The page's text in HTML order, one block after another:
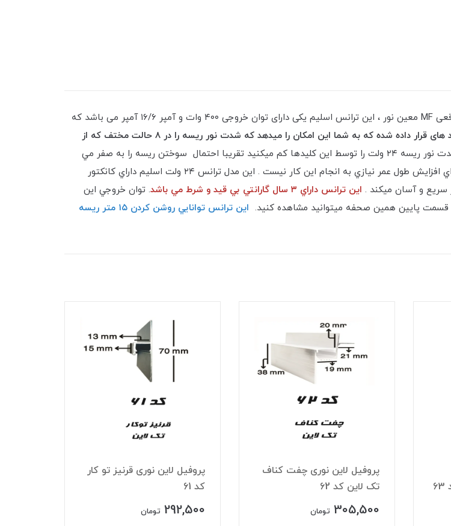
سوییچینگ‌ اسلیم ۲۴ ولت ۱۶/۶ آمپر 400 وات با قابلیت تنظیم ولتاژ توان واقعی MF معين نور ، این ترانس اسلیم یکی دارای توان خروجی ۴۰۰ وات و آمپر ۱۶/۶ آمپر می باشد که
بر روی این ترانس کلید های قرار داده شده که به شما این امکان را میدهد که شدت نور ریسه را در ٨ حالت مختف كه از
، توجه داشته باشيد كه شما زماني كه شدت نور ريسه ٢٤ ولت را توسط اين كليدها كم ميكنيد تقريبا احتمال سوختن ريسه را به صفر مي
رسانيد ، ولي در كل ريسه هاي ٢٤ ولتي داراي بيشترين طول عمر مي باشد و براي افزايش طول عمر نيازي به انجام اين كار نيست . اين مدل ترانس ٢٤ ولت اسليم داراي كانكتور
و آسان ميكند . اين ترانس داراي ٣ سال گارانتي بي قيد و شرط مي باشد
. توان خروجي اين
اين ترانس توانايي روشن كردن ١٥ متر ريسه
پروفیل لاین نوری چفت کناف
تک لاین کد 62
305,500 تومان
پروفیل لاین نوری قرنیز تو کار
کد 61
292,500 تومان